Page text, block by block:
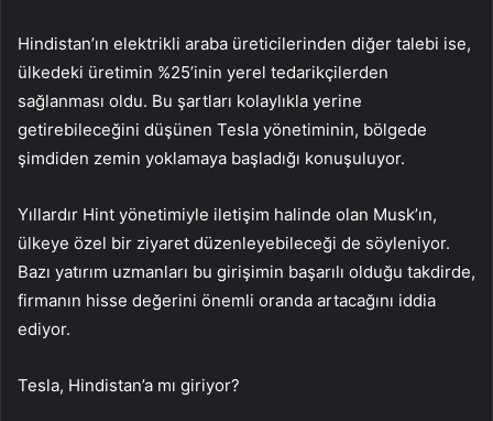
Hindistan’ın elektrikli araba üreticilerinden diğer talebi ise,
ülkedeki üretimin %25’inin yerel tedarikçilerden
sağlanması oldu. Bu şartları kolaylıkla yerine
getirebileceğini düşünen Tesla yönetiminin, bölgede
şimdiden zemin yoklamaya başladığı konuşuluyor.
Yıllardır Hint yönetimiyle iletişim halinde olan Musk’ın,
ülkeye özel bir ziyaret düzenleyebileceği de söyleniyor.
Bazı yatırım uzmanları bu girişimin başarılı olduğu takdirde,
firmanın hisse değerini önemli oranda artacağını iddia
ediyor.
Tesla, Hindistan’a mı giriyor?